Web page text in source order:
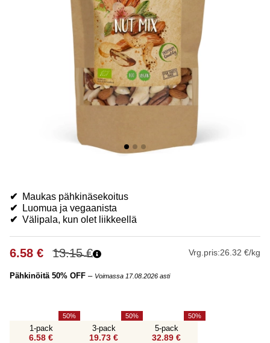
✔ Maukas pähkinäsekoitus
✔ Luomua ja vegaanista
✔ Välipala, kun olet liikkeellä
13.15€
6.58 € Vrg.pris:26.32 €/kg
Pähkinöitä 50% OFF – Voimassa 17.08.2026 asti
1-pack
6.58 €
50
3-pack
19.73 €
50
5-pack
32.89 €
50